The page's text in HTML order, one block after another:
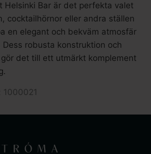
Helsinki Bar är det perfekta valet
cocktailhörnor eller andra ställen
en elegant och bekväm atmosfär
robusta konstruktion och
det till ett utmärkt komplement